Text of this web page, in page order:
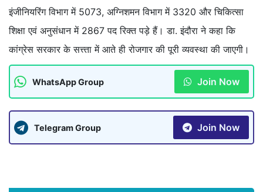
इंजीनियरिंग विभाग में 5073, अग्निशमन विभाग में 3320 और चिकित्सा
शिक्षा एवं अनुसंधान में 2867 पद रिक्त पड़े हैं। डा. इंदौरा ने कहा कि
कांग्रेस सरकार के सत्त्ता में आते ही रोजगार की पूरी व्यवस्था की जाएगी।
WhatsApp Group Join Now
Telegram Group Join Now